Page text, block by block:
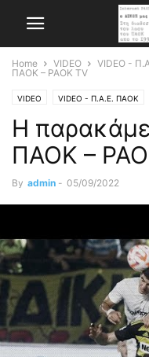
Home VIDEO VIDEO -
ΠΑΟΚ – PAOK TV
VIDEO VIDEO - Π.Α.Ε. ΠΑΟΚ
Η
ΠΑΟΚ –
By admin - 05/09/2022